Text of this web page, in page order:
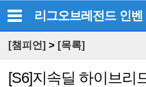
리그오브레전드 인벤
[챔피언] > [목록]
[S6]지속딜 하이브리